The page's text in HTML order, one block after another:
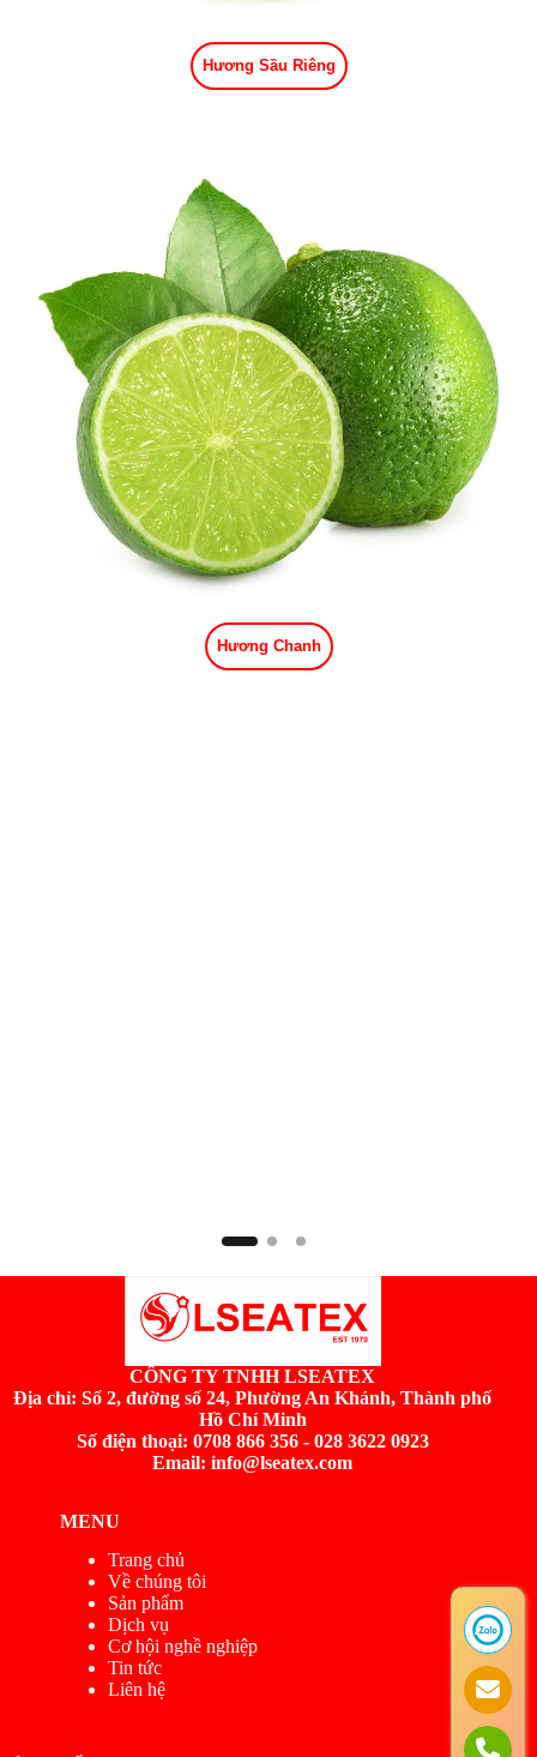
Hương Sầu Riêng
Hương Chanh
CÔNG TY TNHH LSEATEX
Địa chỉ: Số 2, đường số 24, Phường An Khánh, Thành phố
Hồ Chí Minh
Số điện thoại: 0708 866 356 - 028 3622 0923
Email: info@lseatex.com
MENU
Trang chủ
Về chúng tôi
Sản phẩm
Dịch vụ
Cơ hội nghề nghiệp
Tin tức
Liên hệ